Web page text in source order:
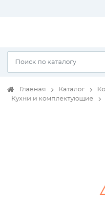
Главная Каталог
Кухни и комплектующие